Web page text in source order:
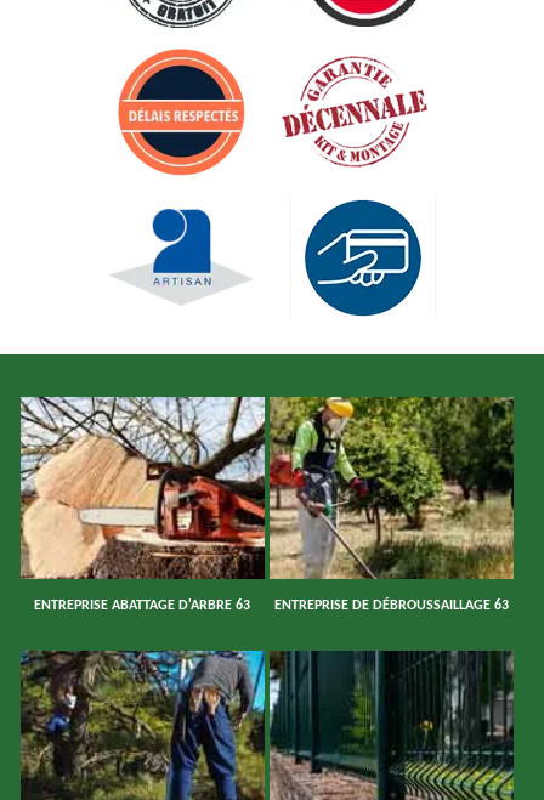
ENTREPRISE ABATTAGE D'ARBRE 63 ENTREPRISE DE DÉBROUSSAILLAGE 63